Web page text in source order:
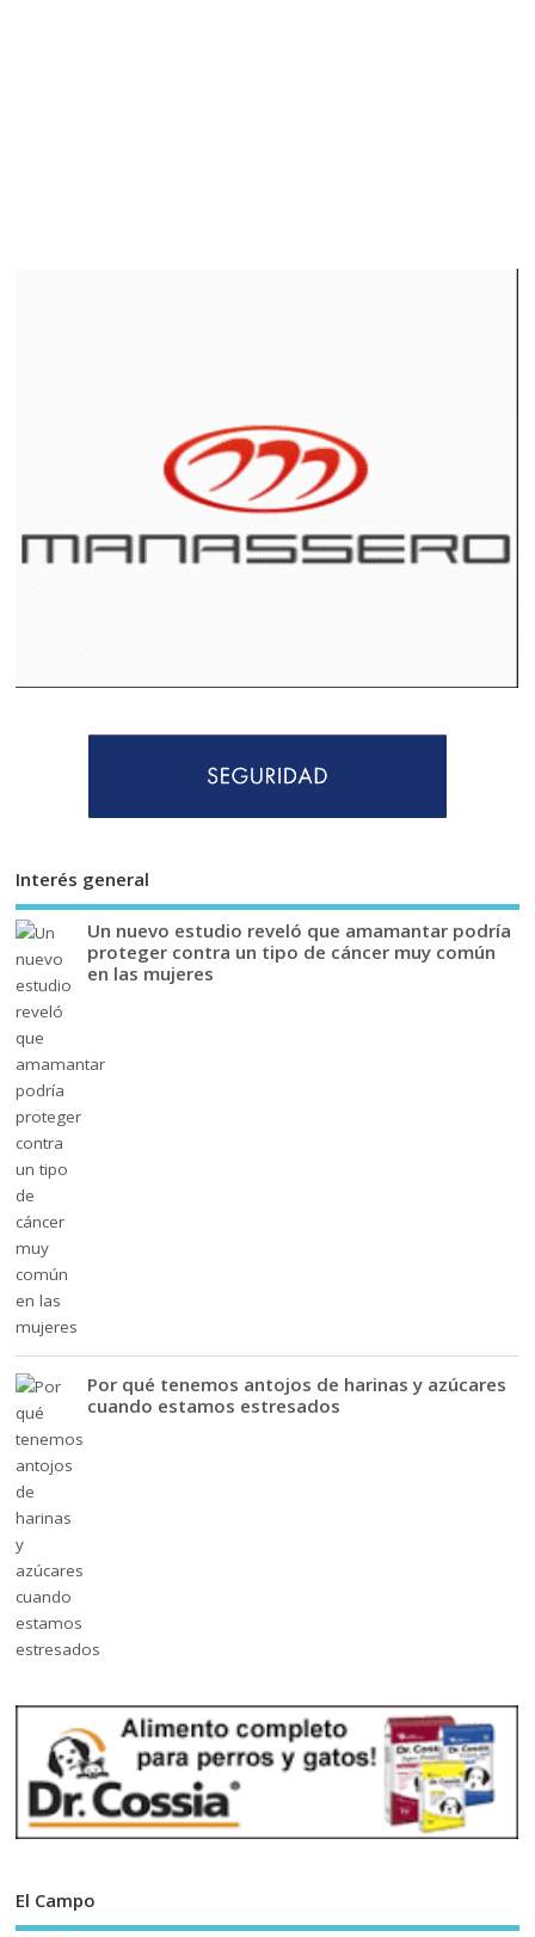
Interés general
Un nuevo estudio reveló que amamantar podría
proteger contra un tipo de cáncer muy común
en las mujeres
Por qué tenemos antojos de harinas y azúcares
cuando estamos estresados
El Campo